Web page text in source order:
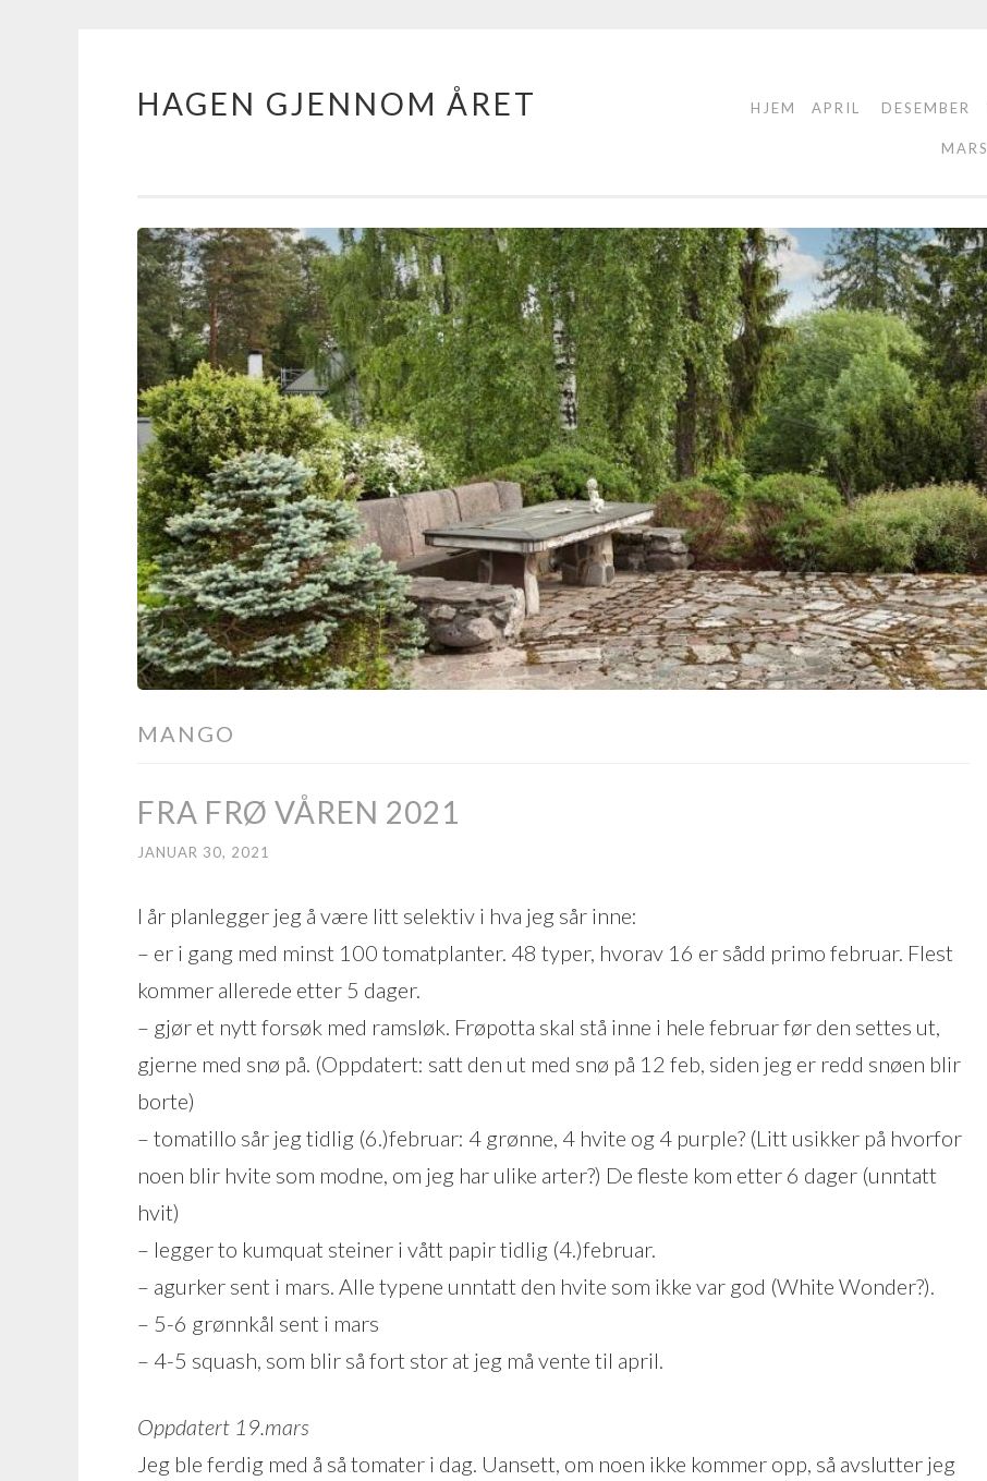
Skip
HAGEN GJENNOM ÅRET HJEM APRIL DESEMBER
MARS
MANGO
FRA FRØ VÅREN 2021
JANUAR 30, 2021
I år planlegger jeg å være litt selektiv i hva jeg sår inne:
– er i gang med minst 100 tomatplanter. 48 typer, hvorav 16 er sådd primo februar. Flest
kommer allerede etter 5 dager.
– gjør et nytt forsøk med ramsløk. Frøpotta skal stå inne i hele februar før den settes ut,
gjerne med snø på. (Oppdatert: satt den ut med snø på 12 feb, siden jeg er redd snøen blir
borte)
– tomatillo sår jeg tidlig (6.)februar: 4 grønne, 4 hvite og 4 purple? (Litt usikker på hvorfor
noen blir hvite som modne, om jeg har ulike arter?) De fleste kom etter 6 dager (unntatt
hvit)
– legger to kumquat steiner i vått papir tidlig (4.)februar.
– agurker sent i mars. Alle typene unntatt den hvite som ikke var god (White Wonder?).
– 5-6 grønnkål sent i mars
– 4-5 squash, som blir så fort stor at jeg må vente til april.
Oppdatert 19.mars
Jeg ble ferdig med å så tomater i dag. Uansett, om noen ikke kommer opp, så avslutter jeg